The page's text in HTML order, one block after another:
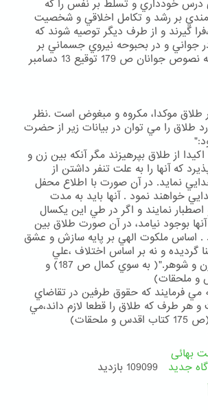
درس خودداري و تسلط بر نفس را كه
بر رشد و تكامل اخلاقي و شخصيت
گيرند و از طرف ديگر توصيه شوند كه
جواني و در بحبوحه نيروي جسماني بر
قرار سازند"(مجموعه نصوص جوانان ص 179 توقيع 13 دسامبر
طلاق موكدا، مكروه و مبغوض است .نظر
طلاق را مي توان در بيانات زير از حضرت
اكيدا از طلاق بپرهيزند مگر آنكه بين زن و
كه آنها را به علت تنفر داشتن از
جدايي نمايد. در آن صورت با اطلاع محفل
خواهند نمود . آنها بايد به مدت
نمايند و اگر در طي اين يكسال
بوجود نيامد، در آن صورت طلاق بين
. اساس ملكوت الهي بر پايه سازش و عشق
گرديده و نه بر اساس اختلاف ،علي
الخصوص در بين زن و شوهر."( به سوي كمال ص 187) و
مي فرمايند كه حقوق طرفين در تقاضاي
هر طرف كه طلاق را قطعا لازم داند،مي
بهائی
جدید
109099 بازدید